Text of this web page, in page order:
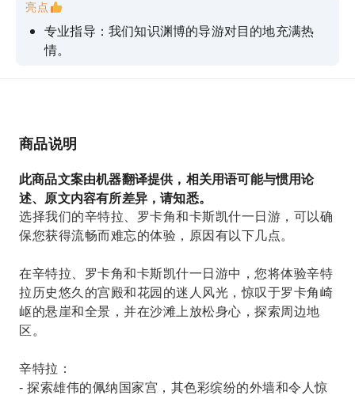
亮点
专业指导：我们知识渊博的导游对目的地充满热
情。
便捷的交通：放松身心，享受无压力的旅程
回忆。
参观迷人的佩纳国家宫，它被联合国教科文组织列
为世界遗产，
商品说明
此商品文案由机器翻译提供，相关用语可能与惯用论
述、原文内容有所差异，请知悉。
选择我们的辛特拉、罗卡角和卡斯凯什一日游，可以确
保您获得流畅而难忘的体验，原因有以下几点。
在辛特拉、罗卡角和卡斯凯什一日游中，您将体验辛特
拉历史悠久的宫殿和花园的迷人风光，惊叹于罗卡角崎
岖的悬崖和全景，并在沙滩上放松身心，探索周边地
区。
辛特拉：
- 探索雄伟的佩纳国家宫，其色彩缤纷的外墙和令人惊